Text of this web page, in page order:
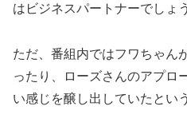
はビジネスパートナーでしょ
ただ、番組内ではフワちゃん
ったり、ローズさんのアプロ
い感じを醸し出していたとい